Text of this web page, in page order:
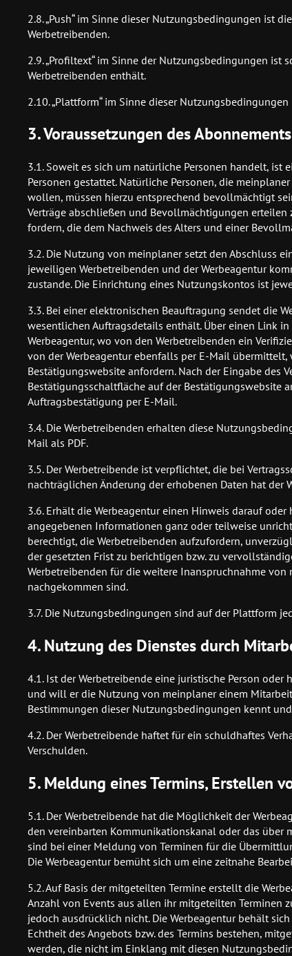
2.8. „Push“ im Sinne dieser Nutzungsbedingungen ist
Werbetreibenden.
2.9. „Profiltext“ im Sinne der Nutzungsbedingungen
Werbetreibenden enthält.
2.10. „Plattform“ im Sinne dieser
3. Voraussetzungen des
3.1. Soweit es sich um natürliche Personen handelt,
Personen gestattet. Natürliche Personen, die
wollen, müssen hierzu entsprechend bevollmächtigt
Verträge abschließen und Bevollmächtigungen erteilen
fordern, die dem Nachweis des Alters und einer
3.2. Die Nutzung von meinplaner setzt den Abschluss
jeweiligen Werbetreibenden und der Werbeagentur
zustande. Die Einrichtung eines Nutzungskontos ist
3.3. Bei einer elektronischen Beauftragung sendet die
wesentlichen Auftragsdetails enthält. Über einen Link
Werbeagentur, wo von den Werbetreibenden ein
von der Werbeagentur ebenfalls per E-Mail
Bestätigungswebsite anfordern. Nach der Eingabe des
Bestätigungsschaltfläche auf der Bestätigungswebsite
Auftragsbestätigung per E-Mail.
3.4. Die Werbetreibenden erhalten diese
Mail als PDF.
3.5. Der Werbetreibende ist verpflichtet, die bei
nachträglichen Änderung der erhobenen Daten hat
3.6. Erhält die Werbeagentur einen Hinweis darauf
angegebenen Informationen ganz oder teilweise
berechtigt, die Werbetreibenden aufzufordern,
der gesetzten Frist zu berichtigen bzw. zu
Werbetreibenden für die weitere Inanspruchnahme
nachgekommen sind.
3.7. Die Nutzungsbedingungen sind auf der Plattform
4. Nutzung des Dienstes durch
4.1. Ist der Werbetreibende eine juristische Person
und will er die Nutzung von meinplaner einem
Bestimmungen dieser Nutzungsbedingungen kennt
4.2. Der Werbetreibende haftet für ein schuldhaftes
Verschulden.
5. Meldung eines Termins, Erstellen
5.1. Der Werbetreibende hat die Möglichkeit der
den vereinbarten Kommunikationskanal oder das über
sind bei einer Meldung von Terminen für die
Die Werbeagentur bemüht sich um eine zeitnahe
5.2. Auf Basis der mitgeteilten Termine erstellt die
Anzahl von Events aus allen ihr mitgeteilten Terminen
jedoch ausdrücklich nicht. Die Werbeagentur behält
Echtheit des Angebots bzw. des Termins bestehen,
werden, die nicht im Einklang mit diesen